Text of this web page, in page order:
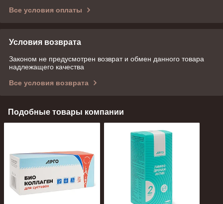
Все условия оплаты
Условия возврата
Законом не предусмотрен возврат и обмен данного товара
надлежащего качества
Все условия возврата
Подобные товары компании